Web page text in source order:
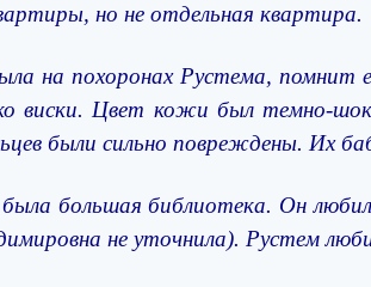
но не отдельная квартира.
на похоронах Рустема, помнит
виски. Цвет кожи был темно-
были сильно повреждены. Их
большая библиотека. Он
не уточнила). Рустем